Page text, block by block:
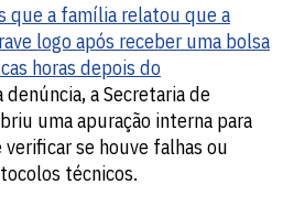
que a família relatou que a
logo após receber uma bolsa
horas depois do
denúncia, a Secretaria de
uma apuração interna para
se houve falhas ou
técnicos.